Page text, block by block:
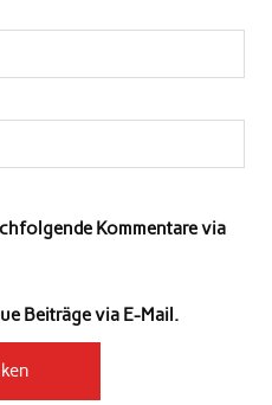
Kommentare via
Beiträge via E-Mail.